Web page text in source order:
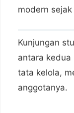
modern
Kunjungan
antara kedua
tata kelola,
anggotanya.